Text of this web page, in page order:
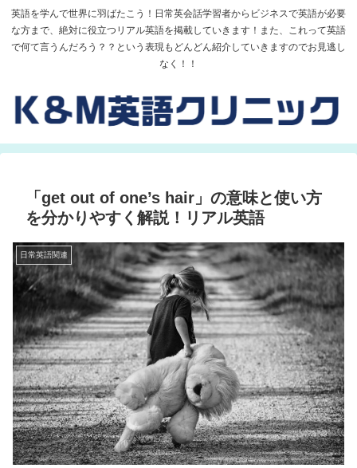
英語を学んで世界に羽ばたこう！日常英会話学習者からビジネスで英語が必要
な方まで、絶対に役立つリアル英語を掲載していきます！また、これって英語
で何て言うんだろう？？という表現もどんどん紹介していきますのでお見逃し
なく！！
「get out of one’s hair」の意味と使い方
を分かりやすく解説！リアル英語
日常英語関連